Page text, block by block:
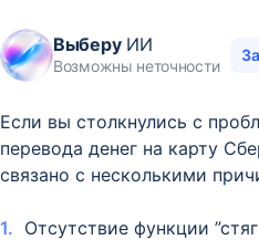
ВыберуИИ
Возможны неточности
Если вы столкнулись с
перевода денег на карту
связано с несколькими
Отсутствие функции